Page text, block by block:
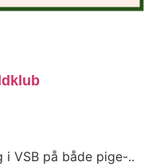
VSB på både pige-..